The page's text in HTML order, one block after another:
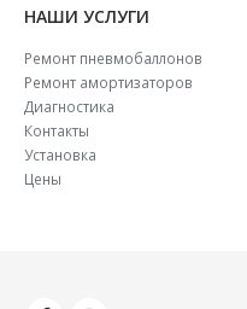
НАШИ УСЛУГИ
Ремонт пневмобаллонов
Ремонт амортизаторов
Диагностика
Контакты
Установка
Цены